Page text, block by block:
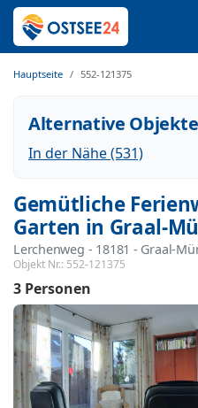
Hauptseite 552-121375
Alternative Objekte
In der Nähe (531)
Gemütliche
Garten in Graal-
Lerchenweg - 18181 - Graal-
Objekt Nr.: 552-121375
3 Personen